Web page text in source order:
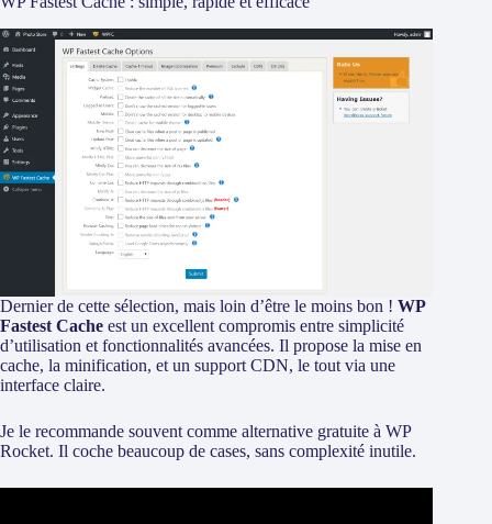
Dernier de cette sélection, mais loin d’être le moins bon ! WP
Fastest Cache est un excellent compromis entre simplicité
d’utilisation et fonctionnalités avancées. Il propose la mise en
cache, la minification, et un support CDN, le tout via une
interface claire.
Je le recommande souvent comme alternative gratuite à WP
Rocket. Il coche beaucoup de cases, sans complexité inutile.